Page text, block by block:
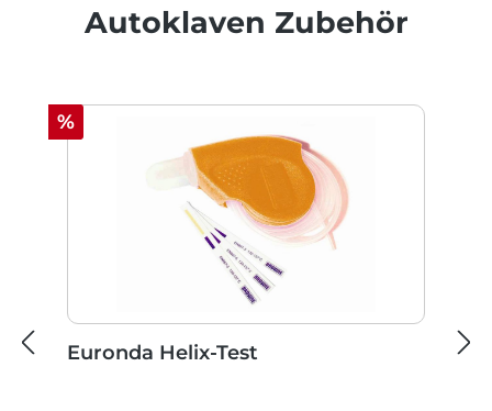
Produktgalerie überspringen
Autoklaven Zubehör
Rabatt
%
Euronda Helix-Test